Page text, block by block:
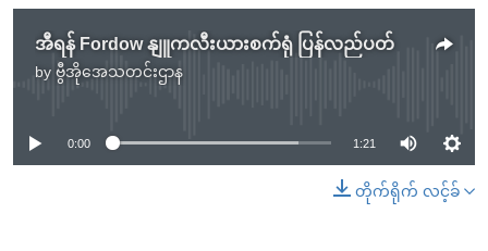
အီရန် Fordow နျူကလီးယားစက်ရုံ ပြန်လည်ပတ်
by ဗွီအိုအေသတင်းဌာန
No media source currently available
0:00 1:21
တိုက်ရိုက် လင့်ခ်